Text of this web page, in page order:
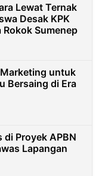
Lewat Ternak
Desak KPK
Rokok Sumenep
untuk
Bersaing di Era
di Proyek APBN
Lapangan